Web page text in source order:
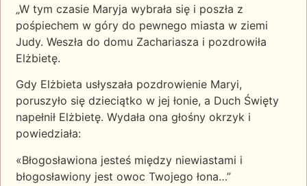
„W tym czasie Maryja wybrała się i poszła z
pośpiechem w góry do pewnego miasta w ziemi
Judy. Weszła do domu Zachariasza i pozdrowiła
Elżbietę.
Gdy Elżbieta usłyszała pozdrowienie Maryi,
poruszyło się dzieciątko w jej łonie, a Duch Święty
napełnił Elżbietę. Wydała ona głośny okrzyk i
powiedziała:
«Błogosławiona jesteś między niewiastami i
błogosławiony jest owoc Twojego łona…”